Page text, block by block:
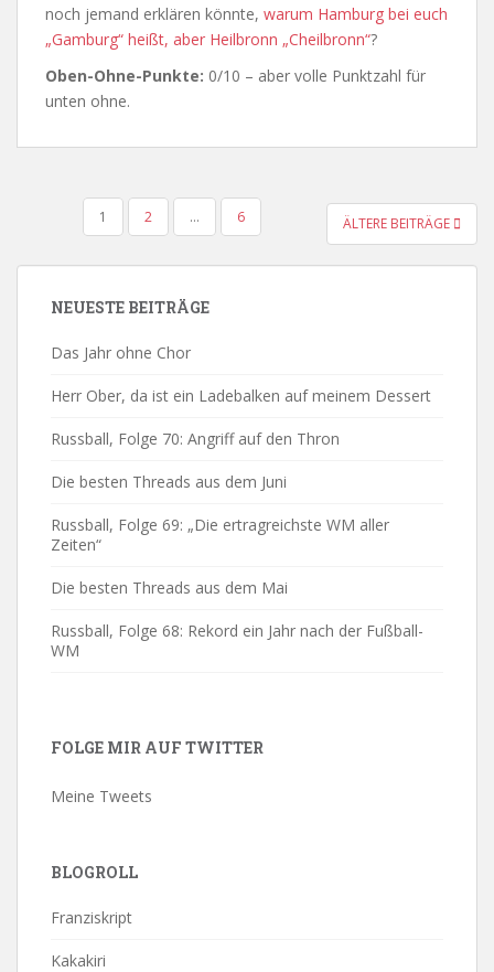
noch jemand erklären könnte, warum Hamburg bei euch
„Gamburg“ heißt, aber Heilbronn „Cheilbronn“?
Oben-Ohne-Punkte: 0/10 – aber volle Punktzahl für
unten ohne.
BEITRAGSNAVIGATION
1 2 … 6 ÄLTERE BEITRÄGE
NEUESTE BEITRÄGE
Das Jahr ohne Chor
Herr Ober, da ist ein Ladebalken auf meinem Dessert
Russball, Folge 70: Angriff auf den Thron
Die besten Threads aus dem Juni
Russball, Folge 69: „Die ertragreichste WM aller
Zeiten“
Die besten Threads aus dem Mai
Russball, Folge 68: Rekord ein Jahr nach der Fußball-
WM
FOLGE MIR AUF TWITTER
Meine Tweets
BLOGROLL
Franziskript
Kakakiri